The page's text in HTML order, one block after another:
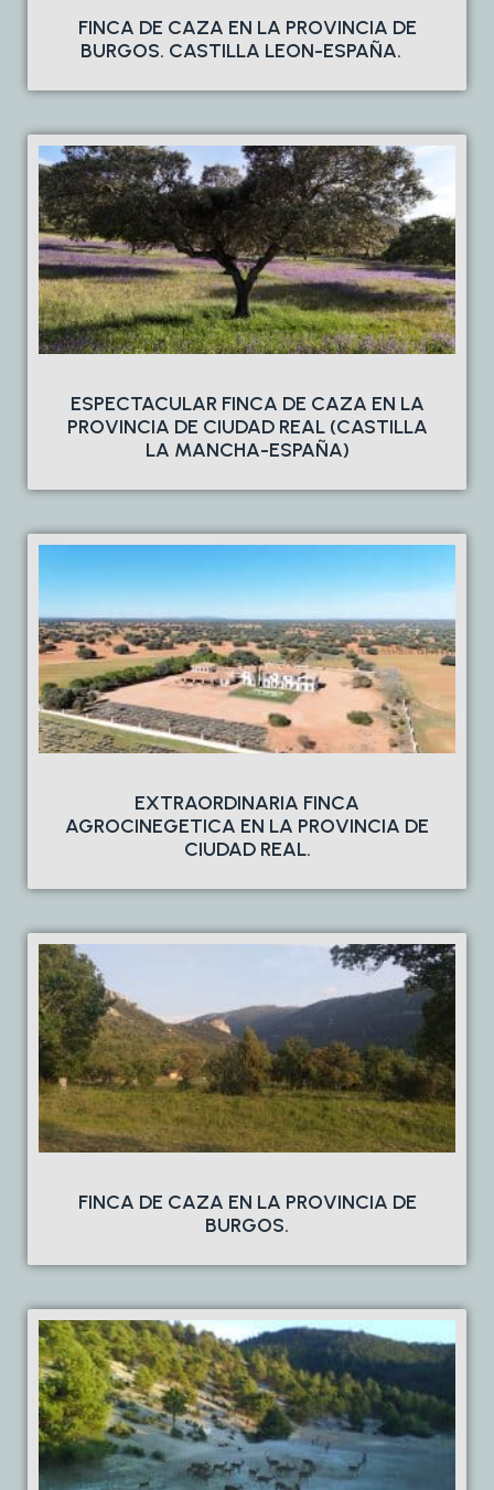
FINCA DE CAZA EN LA PROVINCIA DE
BURGOS. CASTILLA LEON-ESPAÑA.
ESPECTACULAR FINCA DE CAZA EN LA
PROVINCIA DE CIUDAD REAL (CASTILLA
LA MANCHA-ESPAÑA)
EXTRAORDINARIA FINCA
AGROCINEGETICA EN LA PROVINCIA DE
CIUDAD REAL.
FINCA DE CAZA EN LA PROVINCIA DE
BURGOS.